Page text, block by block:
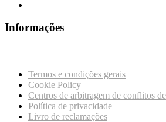
Informações
Termos e condições gerais
Cookie Policy
Centros de arbitragem de conflitos
Política de privacidade
Livro de reclamações